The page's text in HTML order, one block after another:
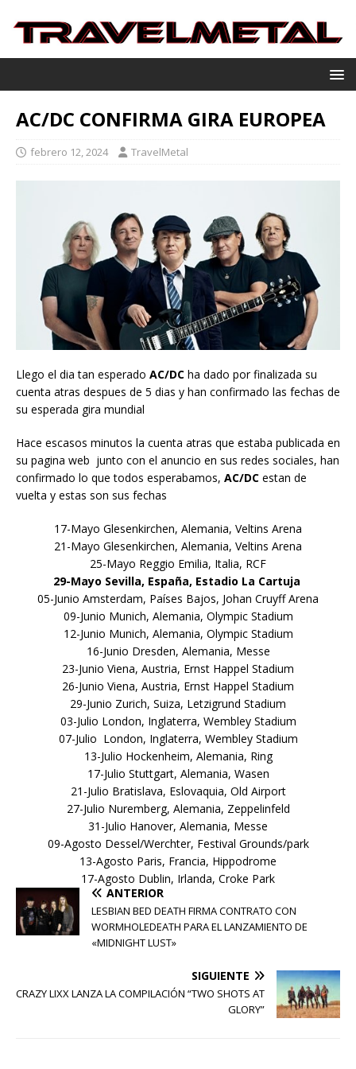
AC/DC CONFIRMA GIRA EUROPEA
febrero 12, 2024 TravelMetal
Llego el dia tan esperado AC/DC ha dado por finalizada su
cuenta atras despues de 5 dias y han confirmado las fechas de
su esperada gira mundial
Hace escasos minutos la cuenta atras que estaba publicada en
su pagina web junto con el anuncio en sus redes sociales, han
confirmado lo que todos esperabamos, AC/DC estan de
vuelta y estas son sus fechas
17-Mayo Glesenkirchen, Alemania, Veltins Arena
21-Mayo Glesenkirchen, Alemania, Veltins Arena
25-Mayo Reggio Emilia, Italia, RCF
29-Mayo Sevilla, España, Estadio La Cartuja
05-Junio Amsterdam, Países Bajos, Johan Cruyff Arena
09-Junio Munich, Alemania, Olympic Stadium
12-Junio Munich, Alemania, Olympic Stadium
16-Junio Dresden, Alemania, Messe
23-Junio Viena, Austria, Ernst Happel Stadium
26-Junio Viena, Austria, Ernst Happel Stadium
29-Junio Zurich, Suiza, Letzigrund Stadium
03-Julio London, Inglaterra, Wembley Stadium
07-Julio London, Inglaterra, Wembley Stadium
13-Julio Hockenheim, Alemania, Ring
17-Julio Stuttgart, Alemania, Wasen
21-Julio Bratislava, Eslovaquia, Old Airport
27-Julio Nuremberg, Alemania, Zeppelinfeld
31-Julio Hanover, Alemania, Messe
09-Agosto Dessel/Werchter, Festival Grounds/park
13-Agosto Paris, Francia, Hippodrome
17-Agosto Dublin, Irlanda, Croke Park
ANTERIOR
LESBIAN BED DEATH FIRMA CONTRATO CON
WORMHOLEDEATH PARA EL LANZAMIENTO DE
«MIDNIGHT LUST»
SIGUIENTE
CRAZY LIXX LANZA LA COMPILACIÓN “TWO SHOTS AT
GLORY”